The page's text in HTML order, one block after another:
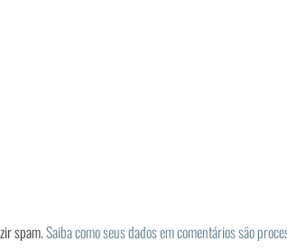
spam.Saiba como seus dados em comentários são